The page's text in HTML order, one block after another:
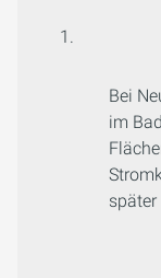
Bei
im